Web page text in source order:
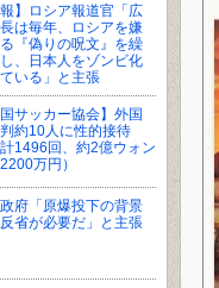
報】ロシア報道官「広
は毎年、ロシアを嫌
『偽りの呪文』を繰
、日本人をゾンビ化
いる」と主張
国サッカー協会】外国
約10人に性的接待
1496回、約2億ウォン
2200万円）
府「原爆投下の背景
省が必要だ」と主張